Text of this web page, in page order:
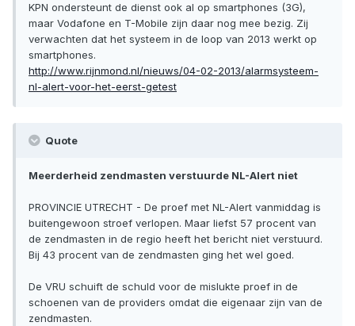
KPN ondersteunt de dienst ook al op smartphones (3G),
maar Vodafone en T-Mobile zijn daar nog mee bezig. Zij
verwachten dat het systeem in de loop van 2013 werkt op
smartphones.
http://www.rijnmond.nl/nieuws/04-02-2013/alarmsysteem-
nl-alert-voor-het-eerst-getest
Quote
Meerderheid zendmasten verstuurde NL-Alert niet
PROVINCIE UTRECHT - De proef met NL-Alert vanmiddag is
buitengewoon stroef verlopen. Maar liefst 57 procent van
de zendmasten in de regio heeft het bericht niet verstuurd.
Bij 43 procent van de zendmasten ging het wel goed.
De VRU schuift de schuld voor de mislukte proef in de
schoenen van de providers omdat die eigenaar zijn van de
zendmasten.